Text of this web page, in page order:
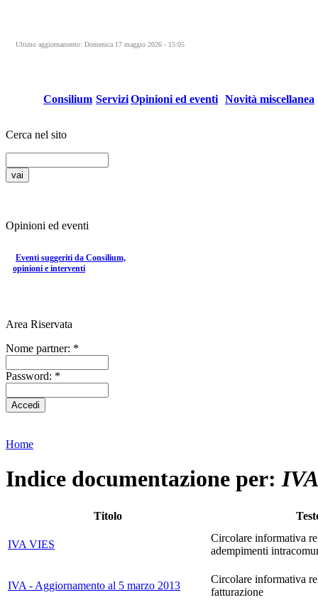
Ultimo aggiornamento: Domenica 17 maggio 2026 - 15:05
Consilium ServiziOpinioni ed eventi Novità miscellanea
Cerca nel sito
Opinioni ed eventi
Eventi suggeriti da Consilium,
opinioni e interventi
Area Riservata
Nome partner: *
Password: *
Home
Indice documentazione per:IVA
Titolo
IVA VIES
Circolare informativa
adempimenti
IVA - Aggiornamento al 5 marzo 2013
Circolare informativa
fatturazione